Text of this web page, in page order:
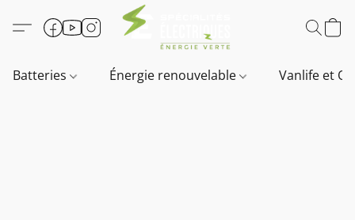
Batteries Énergie renouvelable Vanlife et